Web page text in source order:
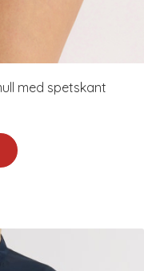
med spetskant